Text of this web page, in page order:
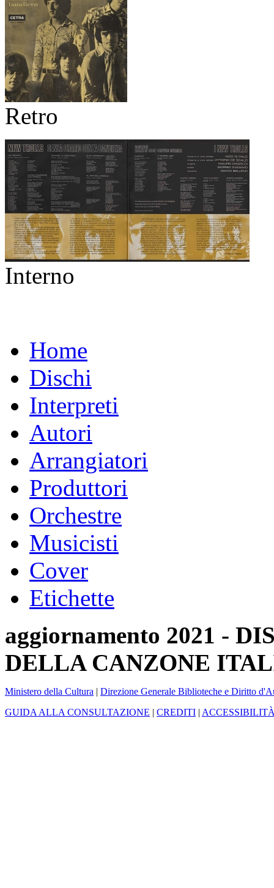
Retro
Interno
Home
Dischi
Interpreti
Autori
Arrangiatori
Produttori
Orchestre
Musicisti
Cover
Etichette
aggiornamento 2021 -
DELLA CANZONE
Ministero della Cultura | Direzione Generale Biblioteche e Diritto
GUIDA ALLA CONSULTAZIONE | CREDITI |